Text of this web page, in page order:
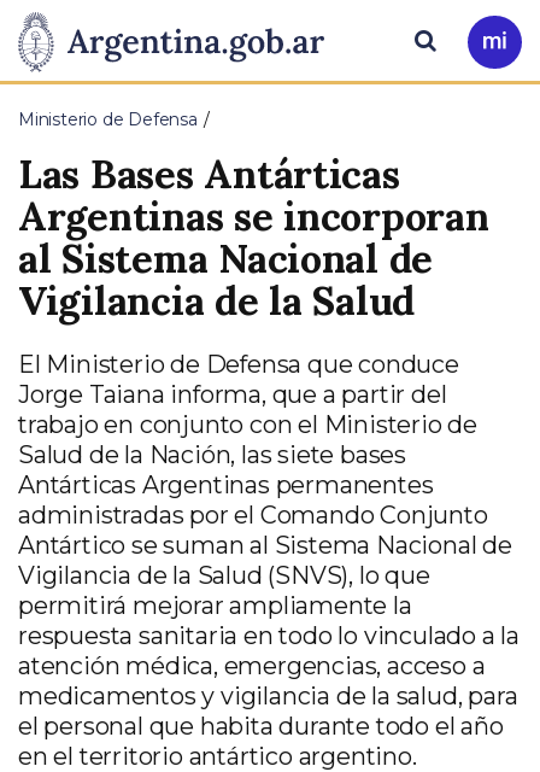
Presidencia
de
la
Nación
Pasar al contenido principal
Ir
a
Buscar
Ministerio de Defensa
Las Bases Antárticas
Argentinas se incorporan
al Sistema Nacional de
Vigilancia de la Salud
El Ministerio de Defensa que conduce
Jorge Taiana informa, que a partir del
trabajo en conjunto con el Ministerio de
Salud de la Nación, las siete bases
Antárticas Argentinas permanentes
administradas por el Comando Conjunto
Antártico se suman al Sistema Nacional de
Vigilancia de la Salud (SNVS), lo que
permitirá mejorar ampliamente la
respuesta sanitaria en todo lo vinculado a la
atención médica, emergencias, acceso a
medicamentos y vigilancia de la salud, para
el personal que habita durante todo el año
en el territorio antártico argentino.